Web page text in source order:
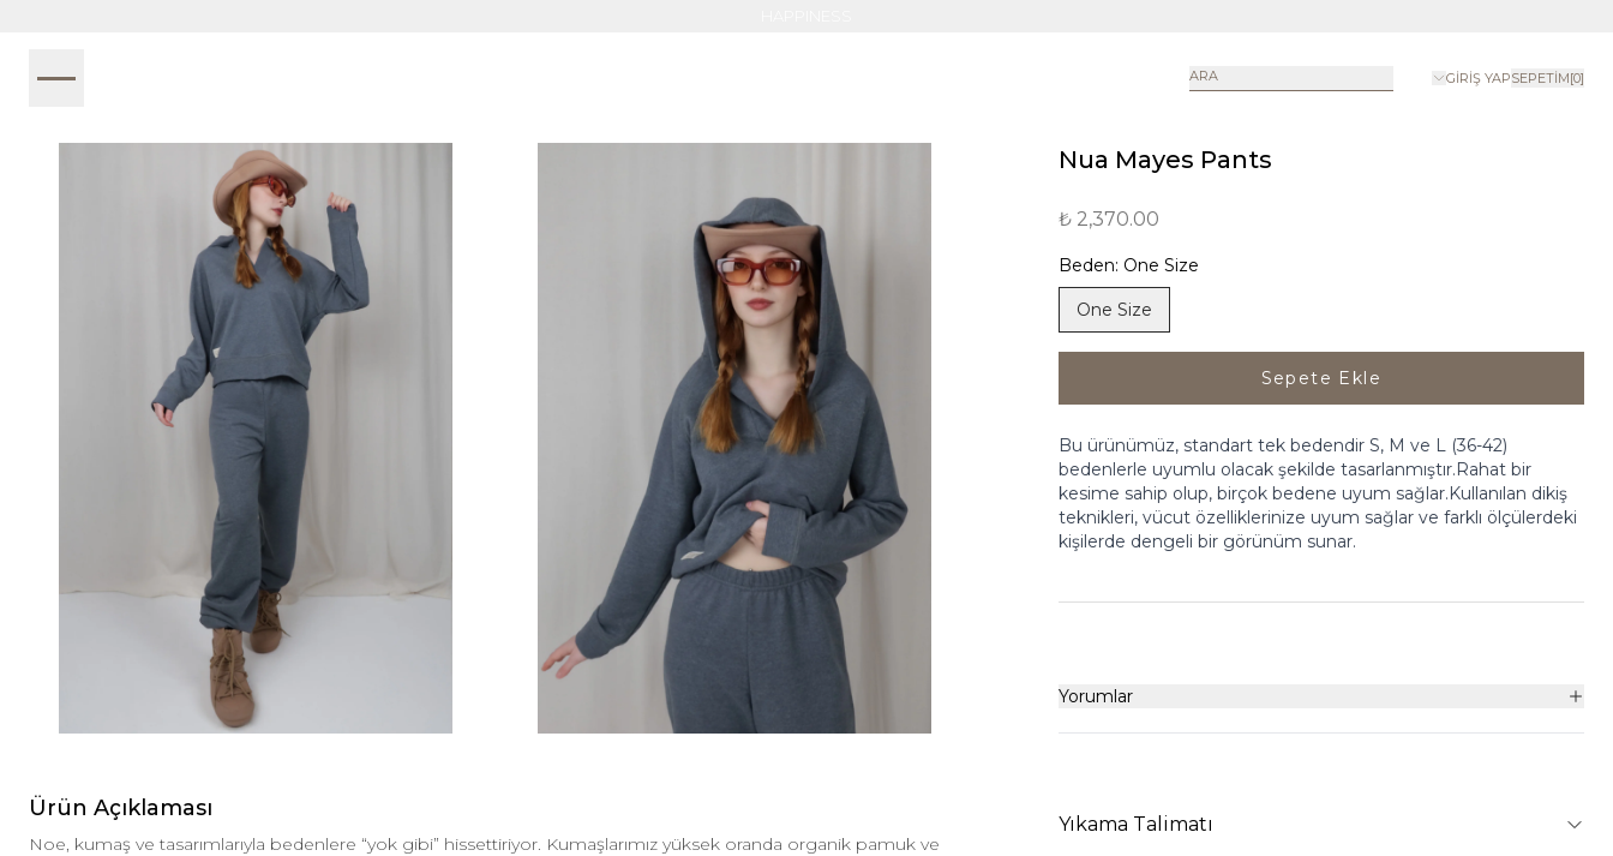
ARA GIRIŞ YAPSEPETIM[0]
Nua Mayes Pants
₺ 2,370.00
Beden: One Size
One Size
Sepete Ekle
Bu ürünümüz, standart tek bedendir S, M ve L (36-42)
bedenlerle uyumlu olacak şekilde tasarlanmıştır.Rahat bir
kesime sahip olup, birçok bedene uyum sağlar.Kullanılan dikiş
teknikleri, vücut özelliklerinize uyum sağlar ve farklı ölçülerdeki
kişilerde dengeli bir görünüm sunar.
Yorumlar
Ürün Açıklaması
Noe, kumaş ve tasarımlarıyla bedenlere “yok gibi” hissettiriyor. Kumaşlarımız yüksek oranda organik pamuk ve
Yıkama Talimatı